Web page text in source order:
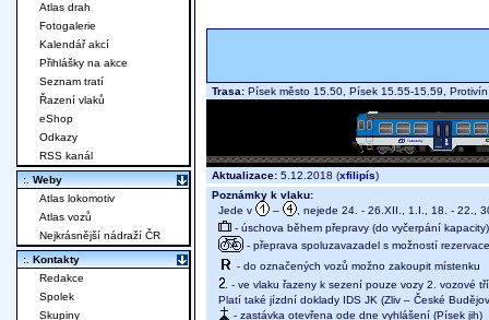
Trasa: Písek město 15.50, Písek 15.55-15.59,
Aktualizace: 5.12.2018 (xfilipís)
Poznámky k vlaku:
Jede v
–
, nejede 24. - 26.XII., 1.I., 18. - 22.,
- úschova během přepravy (do vyčerpání kapacity)
- přeprava spoluzavazadel s možností
- do označených vozů možno zakoupit místenku
- ve vlaku řazeny k sezení pouze vozy 2. vozové
Platí také jízdní doklady IDS JK (Zliv – České
- zastávka otevřena ode dne vyhlášení (Písek jih)
Atlas drah
Fotogalerie
Kalendář akcí
Přihlášky na akce
Seznam tratí
Řazení vlaků
eShop
Odkazy
RSS kanál
:. Weby
Atlas lokomotiv
Atlas vozů
Nejkrásnější nádraží ČR
:. Kontakty
Redakce
Spolek
Skupiny